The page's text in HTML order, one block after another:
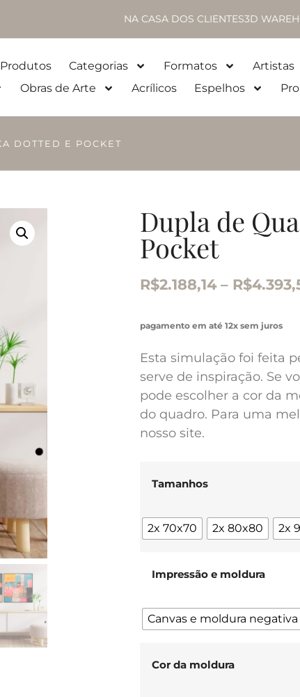
NA CASA DOS CLIENTES3D
Produtos Categorias Formatos Artistas
Obras de Arte Acrílicos Espelhos
DOTTED E POCKET
Dupla de
Pocket
R$2.188,14 – R$
pagamento em até 12x sem juros
Esta simulação foi feita
serve de inspiração. Se
pode escolher a cor da
do quadro. Para uma
nosso site.
Tamanhos
2x 70x70 2x 80x80 2x
Impressão e moldura
Canvas e moldura negativa
Cor da moldura